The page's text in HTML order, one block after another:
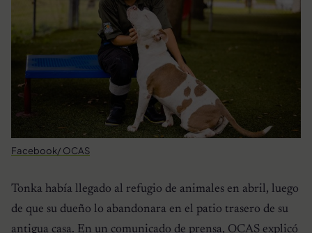
Facebook/ OCAS
Tonka había llegado al refugio de animales en abril, luego
de que su dueño lo abandonara en el patio trasero de su
antigua casa. En un comunicado de prensa, OCAS explicó